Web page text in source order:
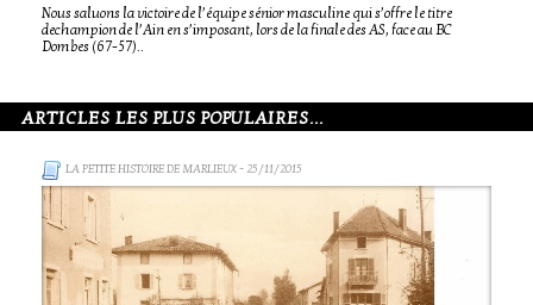
Nous saluons la victoire de l’équipe sénior masculine qui s’offre le titre
dechampion de l’Ain en s’imposant, lors de la finale des AS, face au BC
Dombes (67-57)..
ARTICLES LES PLUS POPULAIRES...
LA PETITE HISTOIRE DE MARLIEUX- 25/11/2015